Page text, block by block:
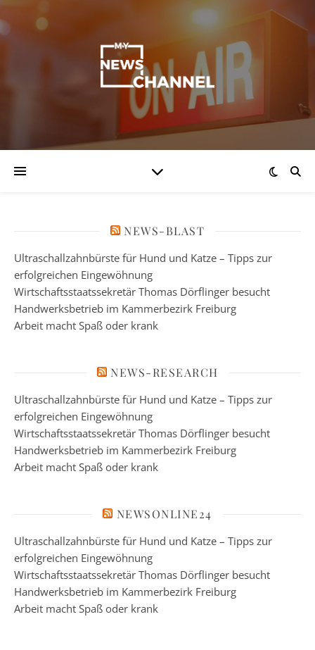
NEWS-BLAST
Ultraschallzahnbürste für Hund und Katze – Tipps zur
erfolgreichen Eingewöhnung
Wirtschaftsstaatssekretär Thomas Dörflinger besucht
Handwerksbetrieb im Kammerbezirk Freiburg
Arbeit macht Spaß oder krank
NEWS-RESEARCH
Ultraschallzahnbürste für Hund und Katze – Tipps zur
erfolgreichen Eingewöhnung
Wirtschaftsstaatssekretär Thomas Dörflinger besucht
Handwerksbetrieb im Kammerbezirk Freiburg
Arbeit macht Spaß oder krank
NEWSONLINE24
Ultraschallzahnbürste für Hund und Katze – Tipps zur
erfolgreichen Eingewöhnung
Wirtschaftsstaatssekretär Thomas Dörflinger besucht
Handwerksbetrieb im Kammerbezirk Freiburg
Arbeit macht Spaß oder krank